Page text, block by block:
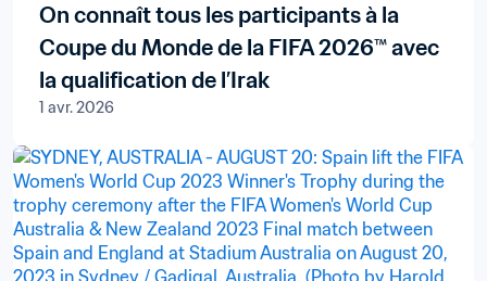
On connaît tous les participants à la
Coupe du Monde de la FIFA 2026™ avec
la qualification de l’Irak
1 avr. 2026